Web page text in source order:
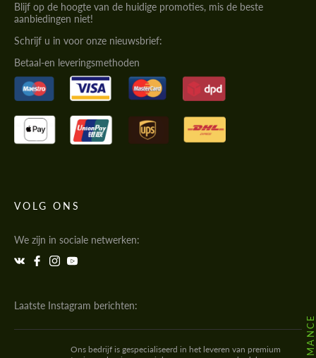
Blijf op de hoogte van de huidige promoties, mis de beste
aanbiedingen niet!
Schrijf u in voor onze nieuwsbrief:
Betaal-en leveringsmethoden
VOLG ONS
We zijn in sociale netwerken:
Laatste Instagram berichten:
Ons bedrijf is gespecialiseerd in het leveren van premium